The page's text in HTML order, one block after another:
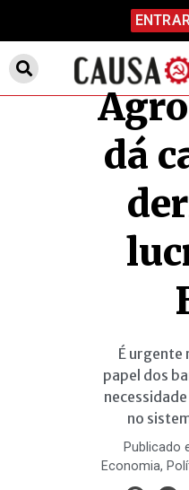
dá
É urgente
papel dos
no
Publicado
Economia,